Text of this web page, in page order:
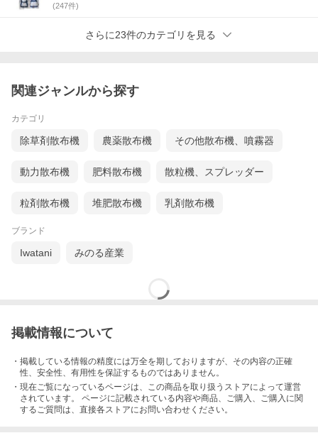
(247件)
さらに23件のカテゴリを見る
関連ジャンルから探す
カテゴリ
除草剤散布機 農薬散布機 その他散布機、噴霧器
動力散布機 肥料散布機 散粒機、スプレッダー
粒剤散布機 堆肥散布機 乳剤散布機
ブランド
Iwatani みのる産業
掲載情報について
・掲載している情報の精度には万全を期しておりますが、その内容の正確
性、安全性、有用性を保証するものではありません。
・現在ご覧になっているページは、この商品を取り扱うストアによって運営
されています。 ページに記載されている内容や商品、ご購入 、ご購入に関
するご質問は、直接各ストアにお問い合わせください。